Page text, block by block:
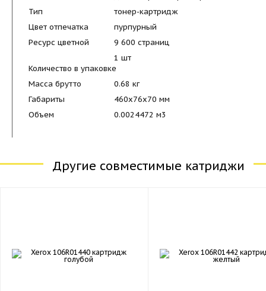
тонер-картридж
Тип
пурпурный
Цвет отпечатка
9 600 страниц
Ресурс цветной
1 шт
Количество в упаковке
0.68 кг
Масса брутто
460x76x70 мм
Габариты
0.0024472 м3
Объем
Другие совместимые катриджи